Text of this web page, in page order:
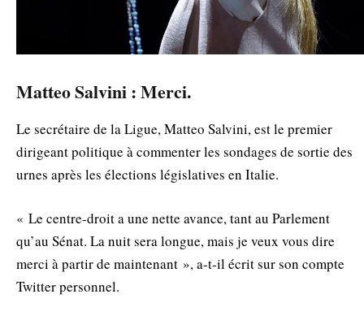
Matteo Salvini : Merci.
Le secrétaire de la Ligue, Matteo Salvini, est le premier
dirigeant politique à commenter les sondages de sortie des
urnes après les élections législatives en Italie.
« Le centre-droit a une nette avance, tant au Parlement
qu’au Sénat. La nuit sera longue, mais je veux vous dire
merci à partir de maintenant », a-t-il écrit sur son compte
Twitter personnel.